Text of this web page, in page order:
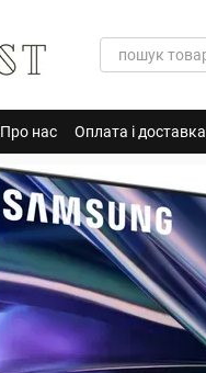
Про нас Оплата і доставка